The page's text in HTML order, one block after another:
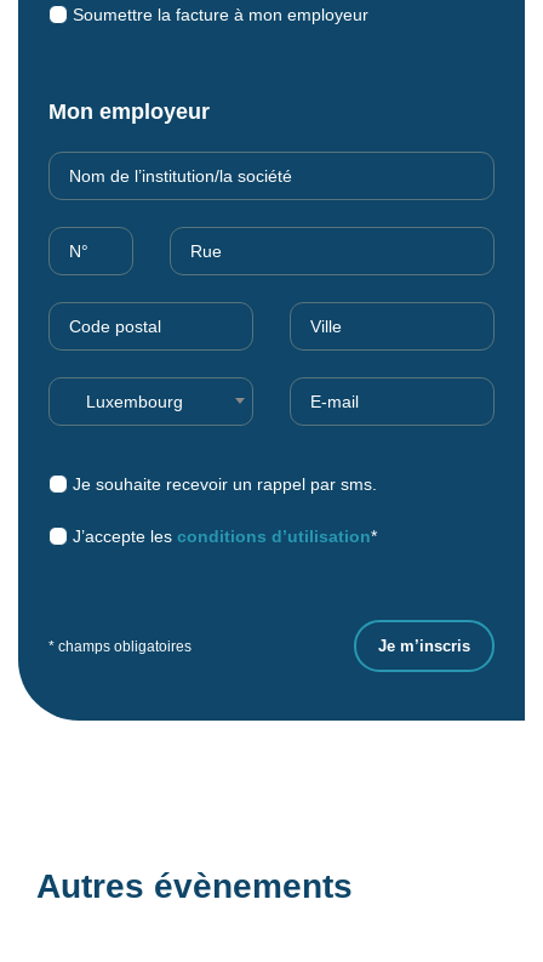
Soumettre la facture à mon employeur
Mon employeur
Luxembourg
Je souhaite recevoir un rappel par sms.
J’accepte les conditions d’utilisation*
* champs obligatoires
Autres évènements